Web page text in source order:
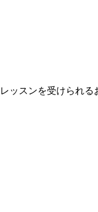
ッスンを受けられ